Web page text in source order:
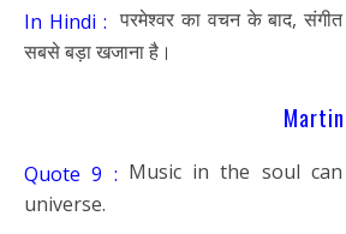
In Hindi : परमेश्वर का वचन के बाद,
सबसे बड़ा खजाना है।
Quote 9 : Music in the soul
universe.